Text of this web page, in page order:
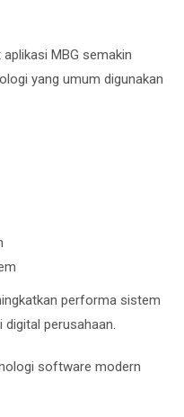
MBG semakin
yang umum digunakan
performa sistem
perusahaan.
software modern